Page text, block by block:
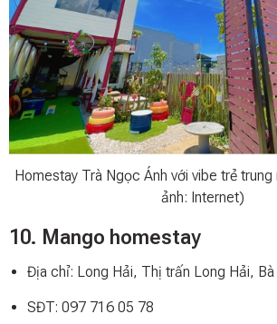
Homestay Trà Ngọc Ánh với vibe trẻ
ảnh: Internet)
10. Mango homestay
Địa chỉ: Long Hải, Thị trấn Long Hải, Bà
SĐT: 097 716 05 78